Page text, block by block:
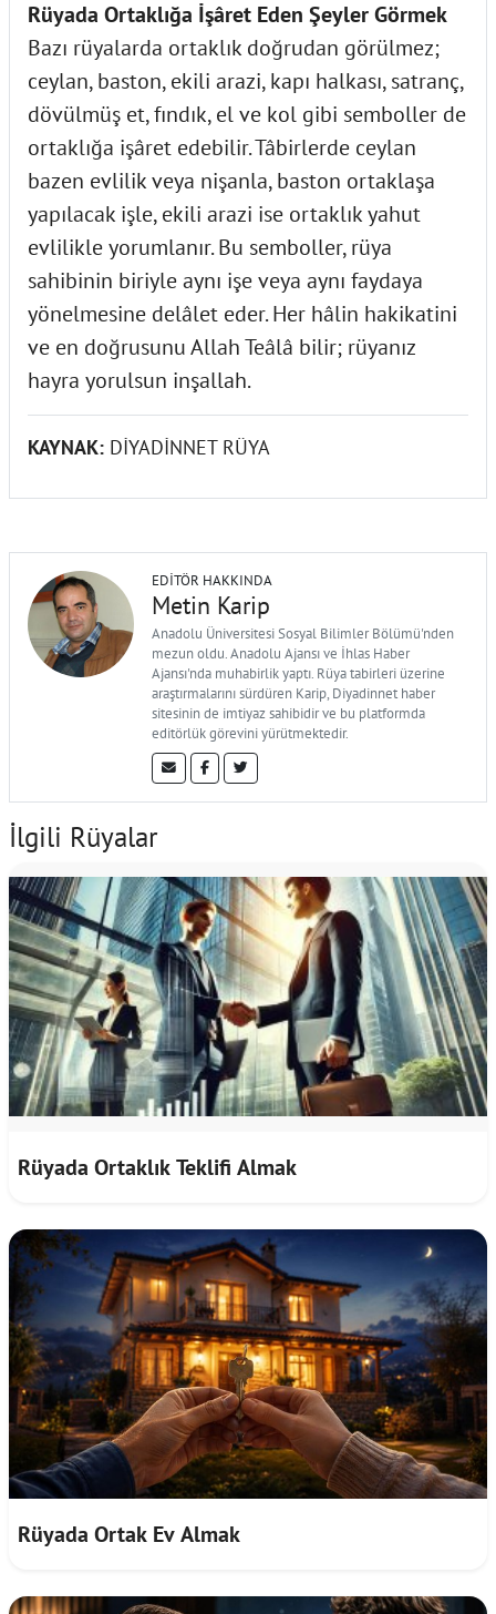
Rüyada Ortaklığa İşâret Eden Şeyler Görmek
Bazı rüyalarda ortaklık doğrudan görülmez;
ceylan, baston, ekili arazi, kapı halkası, satranç,
dövülmüş et, fındık, el ve kol gibi semboller de
ortaklığa işâret edebilir. Tâbirlerde ceylan
bazen evlilik veya nişanla, baston ortaklaşa
yapılacak işle, ekili arazi ise ortaklık yahut
evlilikle yorumlanır. Bu semboller, rüya
sahibinin biriyle aynı işe veya aynı faydaya
yönelmesine delâlet eder. Her hâlin hakikatini
ve en doğrusunu Allah Teâlâ bilir; rüyanız
hayra yorulsun inşallah.
KAYNAK: DİYADİNNET RÜYA
EDITÖR HAKKINDA
Metin Karip
Anadolu Üniversitesi Sosyal Bilimler Bölümü'nden
mezun oldu. Anadolu Ajansı ve İhlas Haber
Ajansı'nda muhabirlik yaptı. Rüya tabirleri üzerine
araştırmalarını sürdüren Karip, Diyadinnet haber
sitesinin de imtiyaz sahibidir ve bu platformda
editörlük görevini yürütmektedir.
İlgili Rüyalar
Rüyada Ortaklık Teklifi Almak
Rüyada Ortak Ev Almak